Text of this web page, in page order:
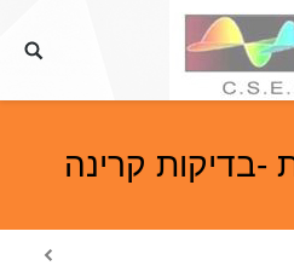
-בדיקות קרינה